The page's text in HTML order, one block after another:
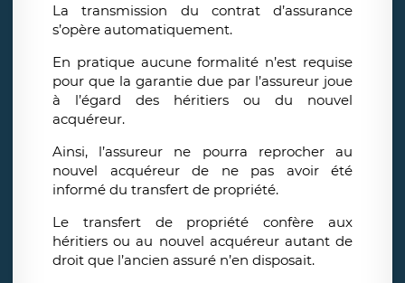
La transmission du contrat d’assurance
s’opère automatiquement.
En pratique aucune formalité n’est requise
pour que la garantie due par l’assureur joue
à l’égard des héritiers ou du nouvel
acquéreur.
Ainsi, l’assureur ne pourra reprocher au
nouvel acquéreur de ne pas avoir été
informé du transfert de propriété.
Le transfert de propriété confère aux
héritiers ou au nouvel acquéreur autant de
droit que l’ancien assuré n’en disposait.